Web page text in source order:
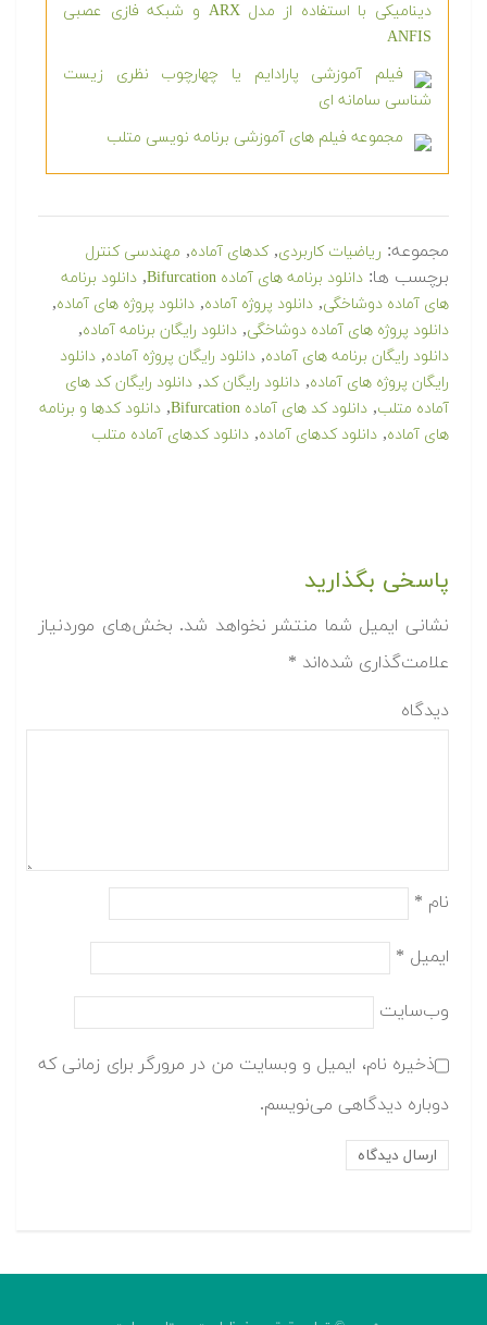
دینامیکی با استفاده از مدل ARX و شبکه فازی عصبی
ANFIS
فیلم آموزشی پارادایم یا چهارچوب نظری زیست
شناسی سامانه ای
مجموعه فیلم های آموزشی برنامه نویسی متلب
مجموعه: ریاضیات کاربردی,کدهای آماده, مهندسی کنترل
برچسب ها: دانلود برنامه های آماده Bifurcation , دانلود برنامه
های آماده دوشاخگی, دانلود پروژه آماده, دانلود پروژه های آماده,
دانلود پروژه های آماده دوشاخگی, دانلود رایگان برنامه آماده,
دانلود رایگان برنامه های آماده, دانلود رایگان پروژه آماده, دانلود
رایگان پروژه های آماده, دانلود رایگان کد, دانلود رایگان کد های
آماده متلب, دانلود کد های آماده Bifurcation , دانلود کدها و برنامه
های آماده, دانلود کدهای آماده, دانلود کدهای آماده متلب
پاسخی بگذارید
نشانی ایمیل شما منتشر نخواهد شد. بخش‌های موردنیاز
علامت‌گذاری شده‌اند *
دیدگاه
نام *
ایمیل *
وب‌سایت
ذخیره نام، ایمیل و وبسایت من در مرورگر برای زمانی که
دوباره دیدگاهی می‌نویسم.